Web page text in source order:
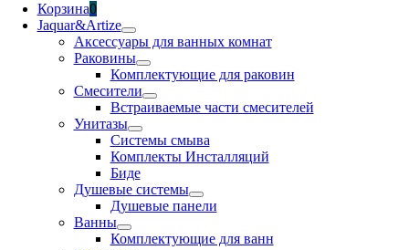
Корзина0
Jaquar&Artize
Аксессуары для ванных комнат
Раковины
Комплектующие для раковин
Смесители
Встраиваемые части смесителей
Унитазы
Системы смыва
Комплекты Инсталляций
Биде
Душевые системы
Душевые панели
Ванны
Комплектующие для ванн